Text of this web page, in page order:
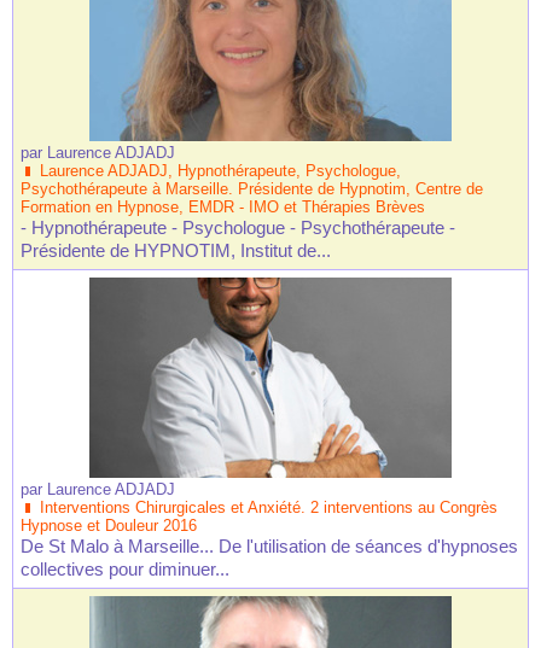
par Laurence ADJADJ
Laurence ADJADJ, Hypnothérapeute, Psychologue,
Psychothérapeute à Marseille. Présidente de Hypnotim, Centre de
Formation en Hypnose, EMDR - IMO et Thérapies Brèves
- Hypnothérapeute - Psychologue - Psychothérapeute -
Présidente de HYPNOTIM, Institut de...
par Laurence ADJADJ
Interventions Chirurgicales et Anxiété. 2 interventions au Congrès
Hypnose et Douleur 2016
De St Malo à Marseille... De l'utilisation de séances d'hypnoses
collectives pour diminuer...